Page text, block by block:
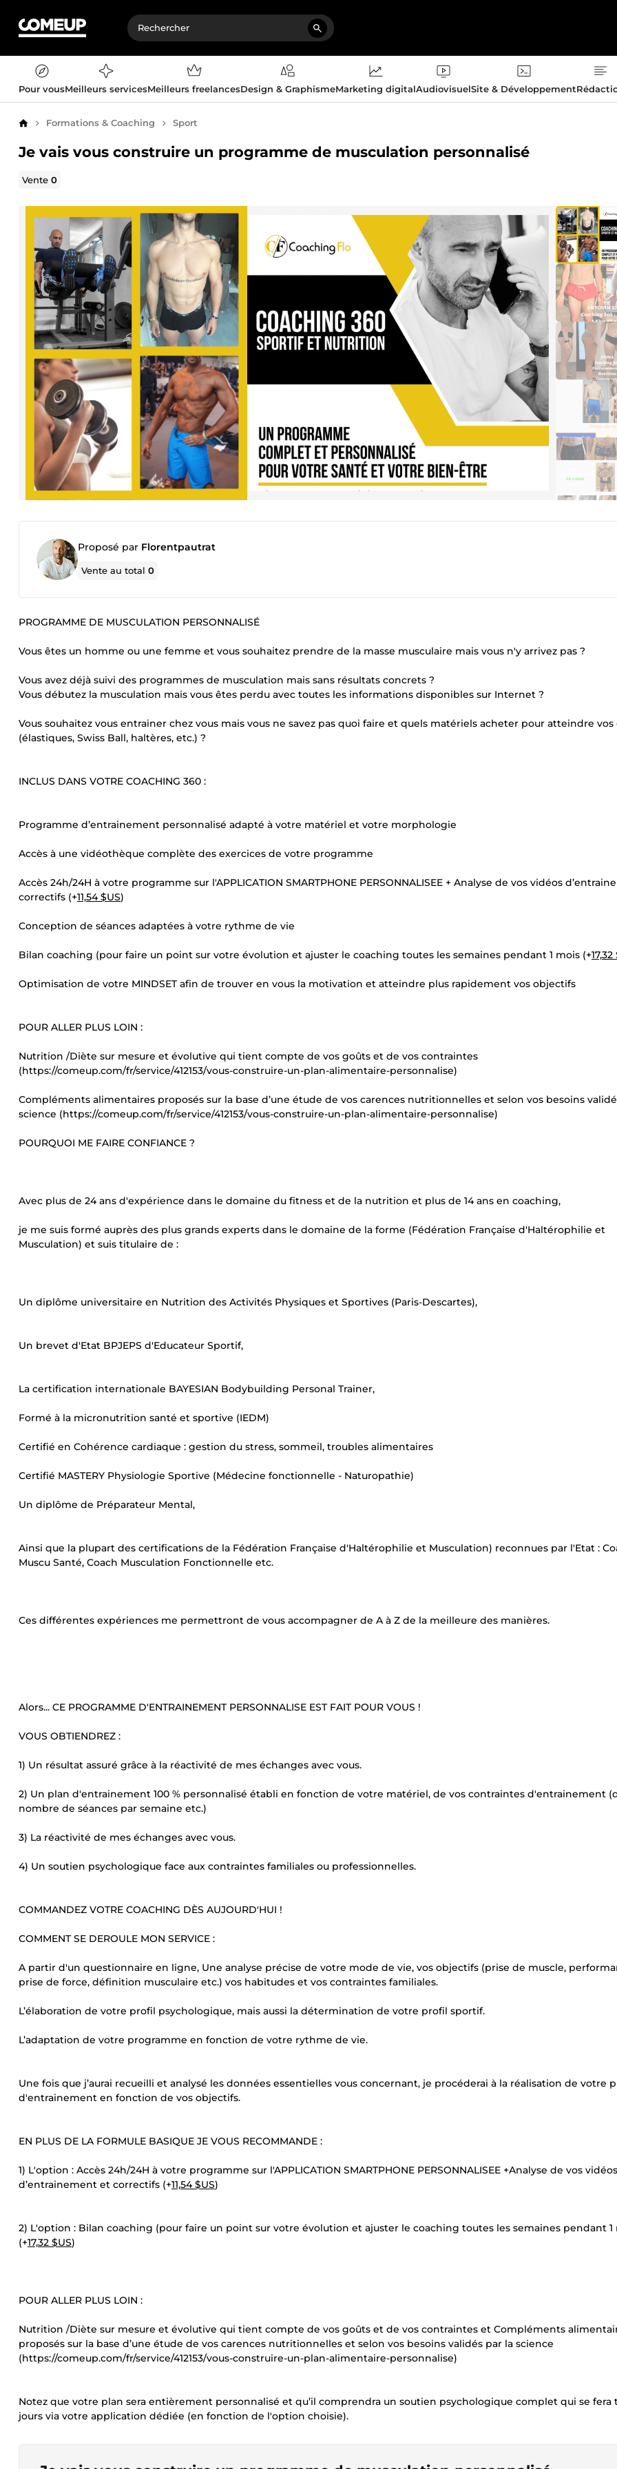
Pour vousMeilleurs servicesMeilleurs freelancesDesign & GraphismeMarketing digitalAudiovisuelSite & Développement
AccueilFormations & Coaching Sport
Je vais vous construire un programme de musculation personnalisé
Vente0
Proposé par Florentpautrat
Vente au total0
PROGRAMME DE MUSCULATION PERSONNALISÉ
Vous êtes un homme ou une femme et vous souhaitez prendre de la masse musculaire mais vous n'y arrivez pas ?
Vous avez déjà suivi des programmes de musculation mais sans résultats concrets ?
Vous débutez la musculation mais vous êtes perdu avec toutes les informations disponibles sur Internet ?
Vous souhaitez vous entrainer chez vous mais vous ne savez pas quoi faire et quels matériels acheter pour atteindre
(élastiques, Swiss Ball, haltères, etc.) ?
INCLUS DANS VOTRE COACHING 360 :
Programme d’entrainement personnalisé adapté à votre matériel et votre morphologie
Accès à une vidéothèque complète des exercices de votre programme
Accès 24h/24H à votre programme sur l'APPLICATION SMARTPHONE PERSONNALISEE + Analyse de vos vidéos
correctifs (+11,54 $US)
Conception de séances adaptées à votre rythme de vie
Bilan coaching (pour faire un point sur votre évolution et ajuster le coaching toutes les semaines pendant 1 mois (+17,32
Optimisation de votre MINDSET afin de trouver en vous la motivation et atteindre plus rapidement vos objectifs
POUR ALLER PLUS LOIN :
Nutrition /Diète sur mesure et évolutive qui tient compte de vos goûts et de vos contraintes
(https://comeup.com/fr/service/412153/vous-construire-un-plan-alimentaire-personnalise)
Compléments alimentaires proposés sur la base d’une étude de vos carences nutritionnelles et selon vos besoins
science (https://comeup.com/fr/service/412153/vous-construire-un-plan-alimentaire-personnalise)
POURQUOI ME FAIRE CONFIANCE ?
Avec plus de 24 ans d'expérience dans le domaine du fitness et de la nutrition et plus de 14 ans en coaching,
je me suis formé auprès des plus grands experts dans le domaine de la forme (Fédération Française d'Haltérophilie et
Musculation) et suis titulaire de :
Un diplôme universitaire en Nutrition des Activités Physiques et Sportives (Paris-Descartes),
Un brevet d'Etat BPJEPS d'Educateur Sportif,
La certification internationale BAYESIAN Bodybuilding Personal Trainer,
Formé à la micronutrition santé et sportive (IEDM)
Certifié en Cohérence cardiaque : gestion du stress, sommeil, troubles alimentaires
Certifié MASTERY Physiologie Sportive (Médecine fonctionnelle - Naturopathie)
Un diplôme de Préparateur Mental,
Ainsi que la plupart des certifications de la Fédération Française d'Haltérophilie et Musculation) reconnues par l'Etat :
Muscu Santé, Coach Musculation Fonctionnelle etc.
Ces différentes expériences me permettront de vous accompagner de A à Z de la meilleure des manières.
Alors... CE PROGRAMME D'ENTRAINEMENT PERSONNALISE EST FAIT POUR VOUS !
VOUS OBTIENDREZ :
1) Un résultat assuré grâce à la réactivité de mes échanges avec vous.
2) Un plan d'entrainement 100 % personnalisé établi en fonction de votre matériel, de vos contraintes d'entrainement
nombre de séances par semaine etc.)
3) La réactivité de mes échanges avec vous.
4) Un soutien psychologique face aux contraintes familiales ou professionnelles.
COMMANDEZ VOTRE COACHING DÈS AUJOURD'HUI !
COMMENT SE DEROULE MON SERVICE :
A partir d'un questionnaire en ligne, Une analyse précise de votre mode de vie, vos objectifs (prise de muscle,
prise de force, définition musculaire etc.) vos habitudes et vos contraintes familiales.
L’élaboration de votre profil psychologique, mais aussi la détermination de votre profil sportif.
L’adaptation de votre programme en fonction de votre rythme de vie.
Une fois que j’aurai recueilli et analysé les données essentielles vous concernant, je procéderai à la réalisation de votre
d'entrainement en fonction de vos objectifs.
EN PLUS DE LA FORMULE BASIQUE JE VOUS RECOMMANDE :
1) L'option : Accès 24h/24H à votre programme sur l'APPLICATION SMARTPHONE PERSONNALISEE +Analyse de vos vidéos
d’entrainement et correctifs (+11,54 $US)
2) L'option : Bilan coaching (pour faire un point sur votre évolution et ajuster le coaching toutes les semaines pendant 1
(+17,32 $US)
POUR ALLER PLUS LOIN :
Nutrition /Diète sur mesure et évolutive qui tient compte de vos goûts et de vos contraintes et Compléments
proposés sur la base d’une étude de vos carences nutritionnelles et selon vos besoins validés par la science
(https://comeup.com/fr/service/412153/vous-construire-un-plan-alimentaire-personnalise)
Notez que votre plan sera entièrement personnalisé et qu’il comprendra un soutien psychologique complet qui se fera
jours via votre application dédiée (en fonction de l'option choisie).